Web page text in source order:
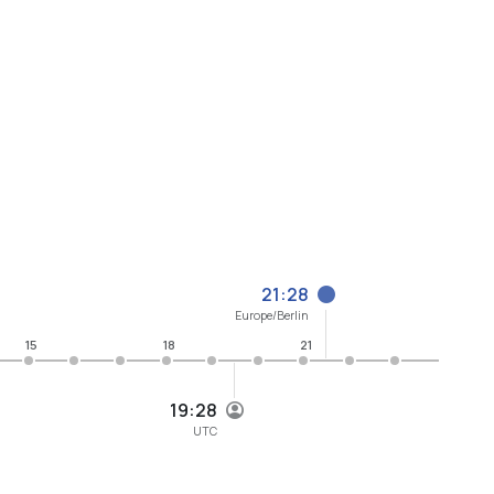
19:28
UTC
21:28
Europe/Berlin
15 18 21